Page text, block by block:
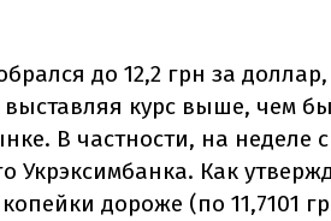
до 12,2 грн за
курс выше, чем
В частности, на неделе
Укрэксимбанка. Как
дороже (по 11,7101